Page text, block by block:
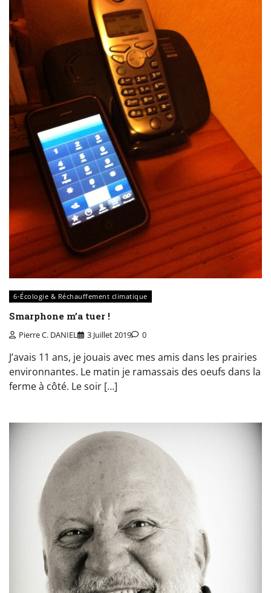
6-Écologie & Réchauffement climatique
Smarphone m’a tuer !
Pierre C. DANIEL 3 Juillet 2019 0
J’avais 11 ans, je jouais avec mes amis dans les prairies
environnantes. Le matin je ramassais des oeufs dans la
ferme à côté. Le soir […]